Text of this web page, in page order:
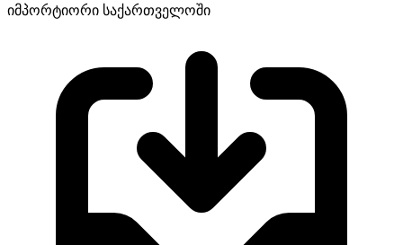
იმპორტიორი საქართველოში